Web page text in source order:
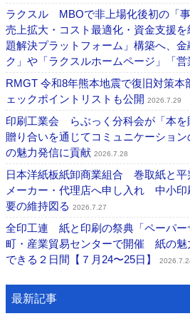
ラクスル MBOで非上場化後初の「
売上拡大・コスト最適化・資金支援
題解決プラットフォーム」構築へ、
ク」や「ラクスルホームページ」「
RMGT 令和8年熊本地震で復旧対策本
ェックポイントリストも公開 2026.7.29
印刷工業会 らぶっく分科会が「本
贈り合いを通じてコミュニケーショ
の魅力発信に貢献 2026.7.28
日本洋紙板紙卸商業組合 巻取紙と平
メーカー・代理店へ申し入れ 中小印
要の維持図る 2026.7.27
全印工連 紙と印刷の祭典「ペーパー
町・産業貿易センターで開催 紙の魅
できる２日間【７月24〜25日】
最新記事